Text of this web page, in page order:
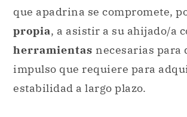
que apadrina se compromete,
propia, a asistir a su ahijado/a
herramientas necesarias para
impulso que requiere para
estabilidad a largo plazo.